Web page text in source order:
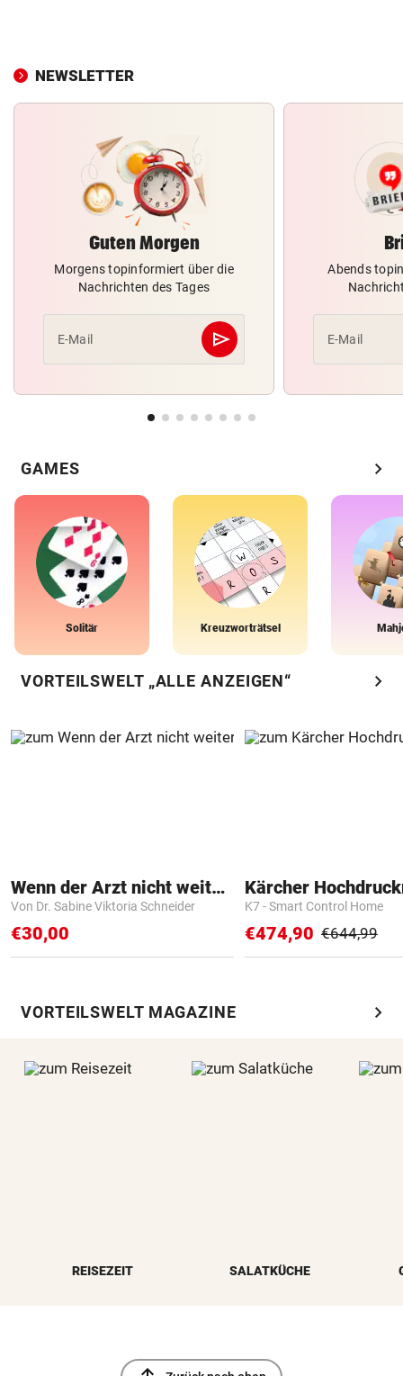
NEWSLETTER
Guten Morgen
Morgens topinformiert über die
Nachrichten des Tages
E-Mail send
Abschicken
Abends
E-Mail
GAMES chevron_right
Solitär Kreuzworträtsel
VORTEILSWELT „ALLE ANZEIGEN“ chevron_right
Wenn der Arzt nicht weiter weiß
Von Dr. Sabine Viktoria Schneider
€30,00
Kärcher
K7 - Smart Control Home
€474,90 €644,99
VORTEILSWELT MAGAZINE chevron_right
REISEZEIT SALATKÜCHE